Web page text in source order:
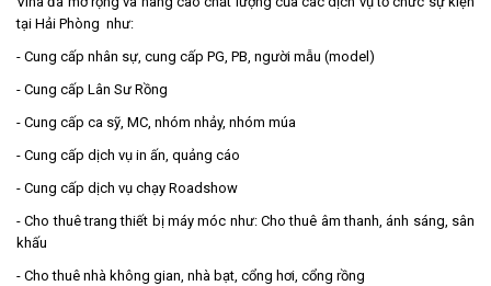
tại Hải Phòng như:
- Cung cấp nhân sự, cung cấp PG, PB, người mẫu (model)
- Cung cấp Lân Sư Rồng
- Cung cấp ca sỹ, MC, nhóm nhảy, nhóm múa
- Cung cấp dịch vụ in ấn, quảng cáo
- Cung cấp dịch vụ chạy Roadshow
- Cho thuê trang thiết bị máy móc như: Cho thuê âm thanh, ánh sáng, sân
khấu
- Cho thuê nhà không gian, nhà bạt, cổng hơi, cổng rồng